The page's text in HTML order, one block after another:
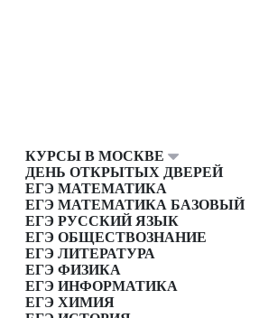
КУРСЫ В МОСКВЕ
ДЕНЬ ОТКРЫТЫХ ДВЕРЕЙ
ЕГЭ МАТЕМАТИКА
ЕГЭ МАТЕМАТИКА БАЗОВЫЙ
ЕГЭ РУССКИЙ ЯЗЫК
ЕГЭ ОБЩЕСТВОЗНАНИЕ
ЕГЭ ЛИТЕРАТУРА
ЕГЭ ФИЗИКА
ЕГЭ ИНФОРМАТИКА
ЕГЭ ХИМИЯ